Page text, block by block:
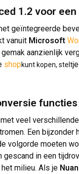
1.2 voor
geïntegreerde
vanuit Microsoft
aanzienlijk
shopkunt kopen, stelt
functies
veel
Een bijzonder
volgorde moeten
in een
milieu. Als je